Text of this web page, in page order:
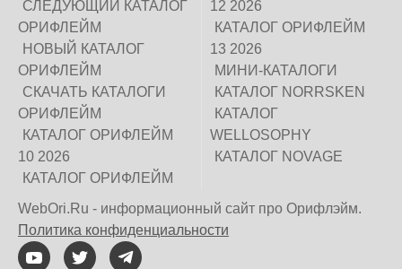
СЛЕДУЮЩИЙ КАТАЛОГ
ОРИФЛЕЙМ
НОВЫЙ КАТАЛОГ
ОРИФЛЕЙМ
СКАЧАТЬ КАТАЛОГИ
ОРИФЛЕЙМ
КАТАЛОГ ОРИФЛЕЙМ
10 2026
КАТАЛОГ ОРИФЛЕЙМ
12 2026
КАТАЛОГ ОРИФЛЕЙМ
13 2026
МИНИ-КАТАЛОГИ
КАТАЛОГ NORRSKEN
КАТАЛОГ
WELLOSOPHY
КАТАЛОГ NOVAGE
WebOri.Ru - информационный сайт про Орифлэйм.
Политика конфиденциальности